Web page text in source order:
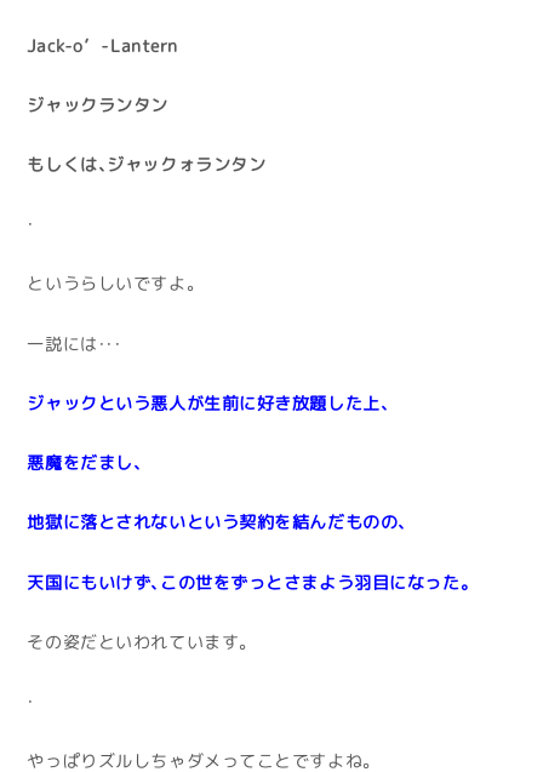
Jack-o’-Lantern
ジャックランタン
もしくは、ジャックォランタン
・
というらしいですよ。
一説には・・・
ジャックという悪人が生前に好き放題した上、
悪魔をだまし、
地獄に落とされないという契約を結んだものの、
天国にもいけず、この世をずっとさまよう羽目になった。
その姿だといわれています。
・
やっぱりズルしちゃダメってことですよね。